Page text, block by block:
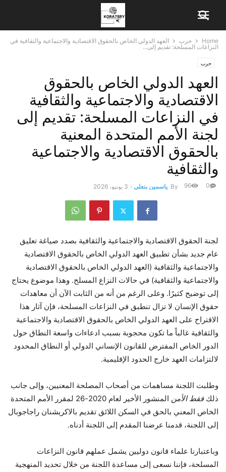
Home حرب
العهد الدولي الخاص بالحقوق الاقتصادية والاجتماعية والثقافية في
النزاعات المسلحة: تقديم إلى...
حرب
العهد الدولي الخاص بالحقوق
الاقتصادية والاجتماعية والثقافية
في النزاعات المسلحة: تقديم إلى
لجنة الأمم المتحدة المعنية
بالحقوق الاقتصادية والاجتماعية
والثقافية
By ياسمين بنعلي - 3 يونيو، 2026 0
96
لجنة الحقوق الاقتصادية والاجتماعية والثقافية بصدد صياغة تعليق
عام جديد بشأن تطبيق العهد الدولي الخاص بالحقوق الاقتصادية
والاجتماعية والثقافية (العهد الدولي الخاص بالحقوق الاقتصادية
والاجتماعية والثقافية) في حالات النزاع المسلح. وهذا موضوع يحتاج
إلى توضيح كثيرًا. وعلى الرغم من أنه من الثابت الآن أن معاهدات
حقوق الإنسان لا تزال تنطبق في النزاعات المسلحة، فإن آثار هذا
الاقتراح على العهد الدولي الخاص بالحقوق الاقتصادية والاجتماعية
والثقافية غالباً ما تكون محجوبة بسبب ادعاءات واسعة النطاق حول
الدور الخاص المفترض للقانون الإنساني الدولي أو النطاق المحدود
لالتزامات العهد خارج الحدود الإقليمية.
وطلبت اللجنة مساهمات من أصحاب المصلحة المعنيين، وإلى جانب
ذلكفقط الأمن
المنشور الأخير لعام 2020-26 لمقرر الأمم المتحدة
الخاص المعني بالحق في السكن اللائق تقديم بالاكريشنان راجاجوبال
إلى اللجنة، قدمنا ​​عرضنا المقدم إلى اللجنة أدناه.
وباعتبارنا علماء قانون دوليين يشمل عملهم قانون النزاعات
المسلحة، فإننا نسعى إلى مساعدة اللجنة من خلال تحديد المنهجية